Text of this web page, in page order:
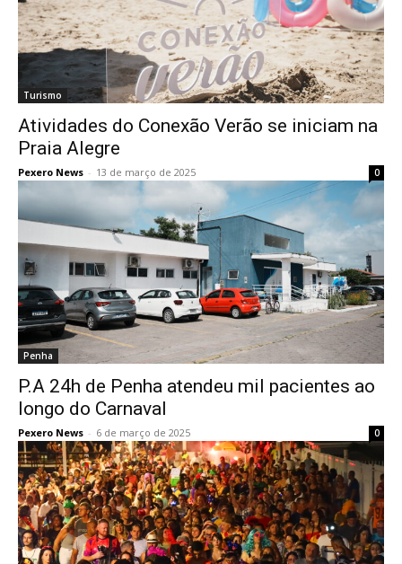
Turismo
Atividades do Conexão Verão se iniciam na
Praia Alegre
Pexero News - 13 de março de 2025 0
Penha
P.A 24h de Penha atendeu mil pacientes ao
longo do Carnaval
Pexero News - 6 de março de 2025 0